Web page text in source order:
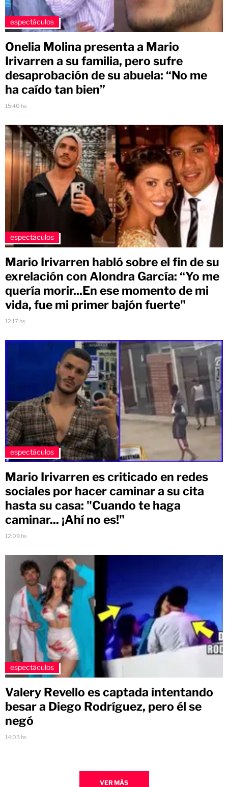
espectáculos
Onelia Molina presenta a Mario
Irivarren a su familia, pero sufre
desaprobación de su abuela: “No me
ha caído tan bien”
15:40 hs
espectáculos
Mario Irivarren habló sobre el fin de su
exrelación con Alondra García: “Yo me
quería morir...En ese momento de mi
vida, fue mi primer bajón fuerte"
12:17 hs
espectáculos
Mario Irivarren es criticado en redes
sociales por hacer caminar a su cita
hasta su casa: "Cuando te haga
caminar... ¡Ahí no es!"
12:09 hs
espectáculos
Valery Revello es captada intentando
besar a Diego Rodríguez, pero él se
negó
14:03 hs
VER MÁS